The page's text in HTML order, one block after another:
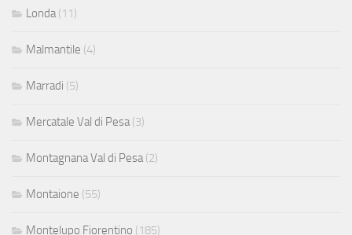
Londa(11)
Malmantile (4)
Marradi (5)
Mercatale Val di Pesa(3)
Montagnana Val di Pesa(2)
Montaione (55)
Montelupo Fiorentino (185)